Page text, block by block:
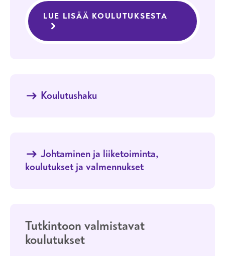
Työnohjauspalvelut
JATKUVA HAKU
LÄHIOPISKELU
LUE LISÄÄ KOULUTUKSESTA
Koulutushaku
Koulutusala
Johtaminen ja liiketoiminta,
koulutukset ja valmennukset
Tutkintoon valmistavat
koulutukset